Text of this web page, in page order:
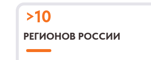
изыскательских и проектных работ.
3